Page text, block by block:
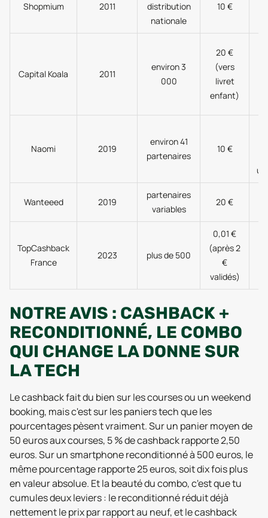
Shopmium 2011
distribution
nationale
10 €
Capital Koala 2011
environ 3
000
20 €
(vers
livret
enfant)
Naomi 2019
environ 41
partenaires
10 €
Wanteeed 2019
partenaires
variables
20 €
TopCashback
France
2023 plus de 500
0,01 €
(après 2
€
validés)
NOTRE AVIS : CASHBACK +
RECONDITIONNÉ, LE COMBO
QUI CHANGE LA DONNE SUR
LA TECH
Le cashback fait du bien sur les courses ou un weekend
booking, mais c'est sur les paniers tech que les
pourcentages pèsent vraiment. Sur un panier moyen de
50 euros aux courses, 5 % de cashback rapporte 2,50
euros. Sur un smartphone reconditionné à 500 euros, le
même pourcentage rapporte 25 euros, soit dix fois plus
en valeur absolue. Et la beauté du combo, c'est que tu
cumules deux leviers : le reconditionné réduit déjà
nettement le prix par rapport au neuf, et le cashback